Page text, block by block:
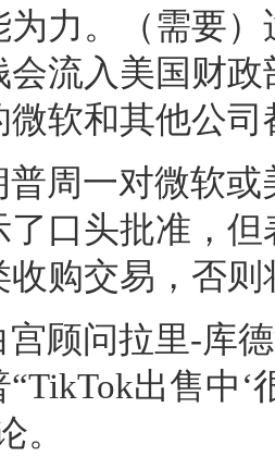
为力。（需要
会流入美国财
微软和其他公
一对微软或
口头批准，
收购交易，否
问拉里-库德
出售中‘
。